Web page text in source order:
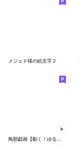
メジェド様の絵文字２
鳥獣戯画【動く！ゆる絵文字】